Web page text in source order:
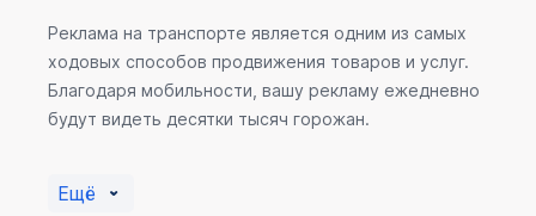
Реклама на транспорте является одним из самых
ходовых способов продвижения товаров и услуг.
Благодаря мобильности, вашу рекламу ежедневно
будут видеть десятки тысяч горожан.
Ещё